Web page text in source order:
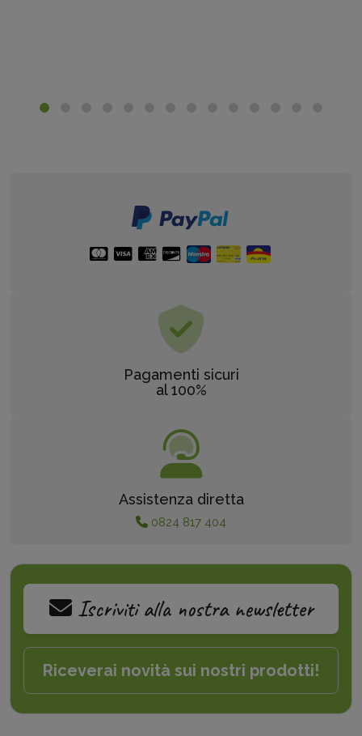
Pagamenti sicuri
al 100%
Assistenza diretta
0824 817 404
Iscriviti alla nostra newsletter
Riceverai novità sui nostri prodotti!